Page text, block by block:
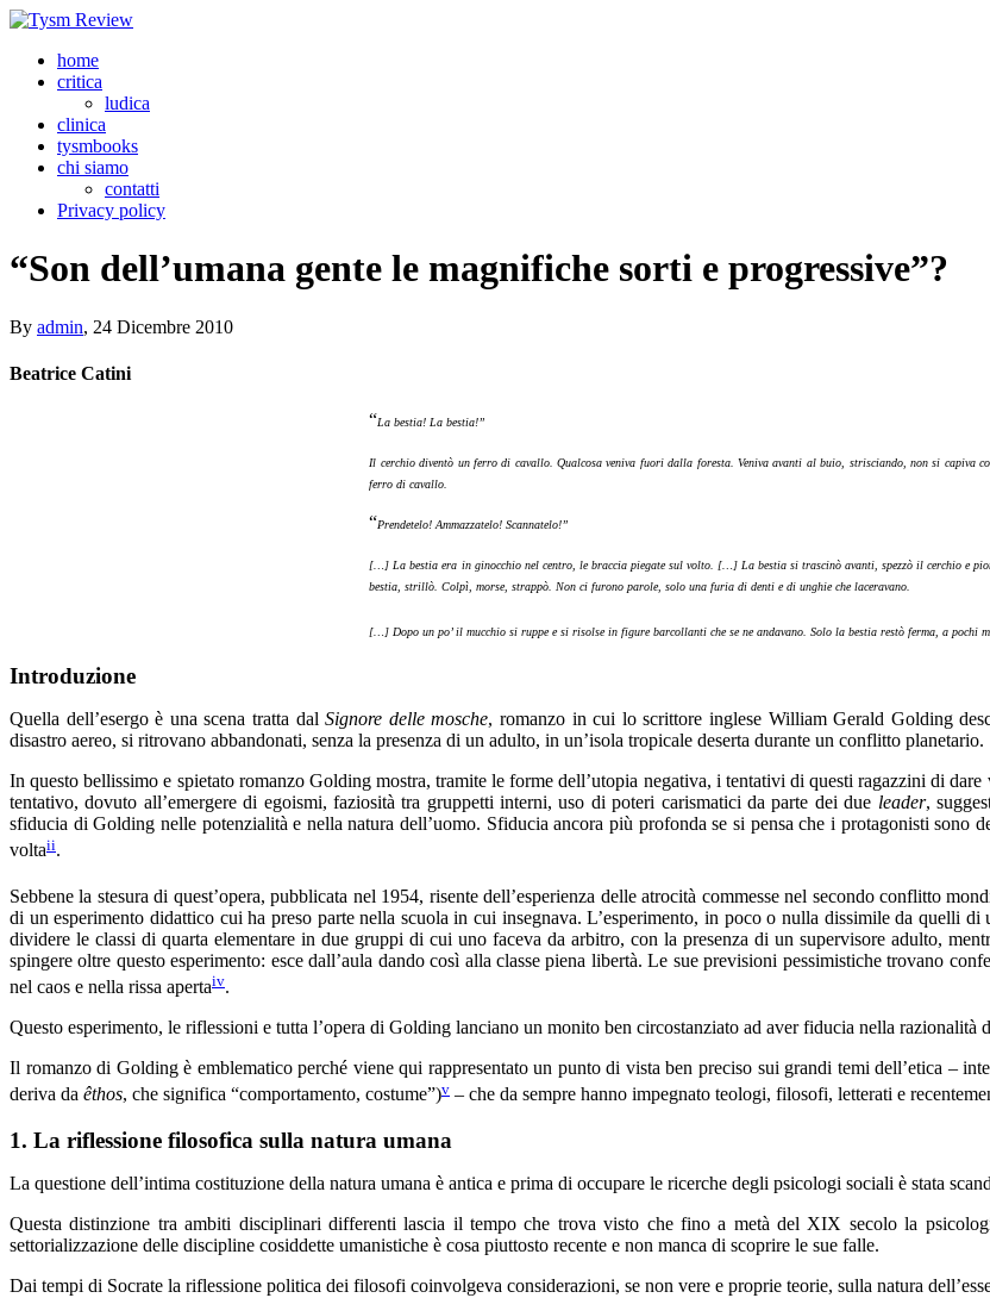
home
critica
ludica
clinica
tysmbooks
chi siamo
contatti
Privacy policy
“Son dell’umana gente le magnifiche sorti e progressive”?
By admin, 24 Dicembre 2010
Beatrice Catini
“La bestia! La bestia!”
Il cerchio diventò un ferro di cavallo. Qualcosa veniva fuori dalla foresta. Veniva avanti al buio, strisciando, non si capiva
ferro di cavallo.
“Prendetelo! Ammazzatelo! Scannatelo!”
[…] La bestia era in ginocchio nel centro, le braccia piegate sul volto. […] La bestia si trascinò avanti, spezzò il cerchio e
bestia, strillò. Colpì, morse, strappò. Non ci furono parole, solo una furia di denti e di unghie che laceravano.
[…] Dopo un po’ il mucchio si ruppe e si risolse in figure barcollanti che se ne andavano. Solo la bestia restò ferma, a pochi
Introduzione
Quella dell’esergo è una scena tratta dalSignore delle mosche, romanzo in cui lo scrittore inglese William Gerald Golding
disastro aereo, si ritrovano abbandonati, senza la presenza di un adulto, in un’isola tropicale deserta durante un conflitto planetario.
In questo bellissimo e spietato romanzo Golding mostra, tramite le forme dell’utopia negativa, i tentativi di questi ragazzini di
tentativo, dovuto all’emergere di egoismi, faziosità tra gruppetti interni, uso di poteri carismatici da parte dei due leader,
sfiducia di Golding nelle potenzialità e nella natura dell’uomo. Sfiducia ancora più profonda se si pensa che i protagonisti
voltaii.
Sebbene la stesura di quest’opera, pubblicata nel 1954, risente dell’esperienza delle atrocità commesse nel secondo conflitto
di un esperimento didattico cui ha preso parte nella scuola in cui insegnava. L’esperimento, in poco o nulla dissimile da quelli
dividere le classi di quarta elementare in due gruppi di cui uno faceva da arbitro, con la presenza di un supervisore adulto,
spingere oltre questo esperimento: esce dall’aula dando così alla classe piena libertà. Le sue previsioni pessimistiche trovano
nel caos e nella rissa apertaiv.
Questo esperimento, le riflessioni e tutta l’opera di Golding lanciano un monito ben circostanziato ad aver fiducia nella razionalità
Il romanzo di Golding è emblematico perché viene qui rappresentato un punto di vista ben preciso sui grandi temi dell’etica –
deriva da êthos, che significa “comportamento, costume”)v – che da sempre hanno impegnato teologi, filosofi, letterati e
1. La riflessione filosofica sulla natura umana
La questione dell’intima costituzione della natura umana è antica e prima di occupare le ricerche degli psicologi sociali è stata
Questa distinzione tra ambiti disciplinari differenti lascia il tempo che trova visto che fino a metà del XIX secolo la
settorializzazione delle discipline cosiddette umanistiche è cosa piuttosto recente e non manca di scoprire le sue falle.
Dai tempi di Socrate la riflessione politica dei filosofi coinvolgeva considerazioni, se non vere e proprie teorie, sulla natura